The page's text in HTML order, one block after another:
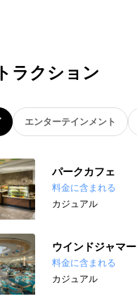
ラクション
エンターテインメント
パークカフェ
料金に含まれる
カジュアル
ウインドジャマー
料金に含まれる
カジュアル